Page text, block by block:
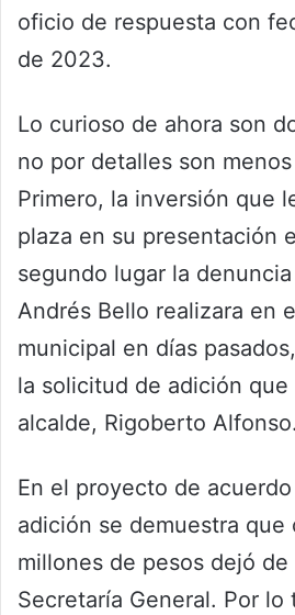
oficio de respuesta con
de 2023.
Lo curioso de ahora son
no por detalles son
Primero, la inversión que
plaza en su presentación
segundo lugar la
Andrés Bello realizara en
municipal en días
la solicitud de adición que
alcalde, Rigoberto Alfonso.
En el proyecto de
adición se demuestra
millones de pesos dejó
Secretaría General. Por lo